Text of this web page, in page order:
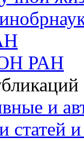
РАН
и
статей